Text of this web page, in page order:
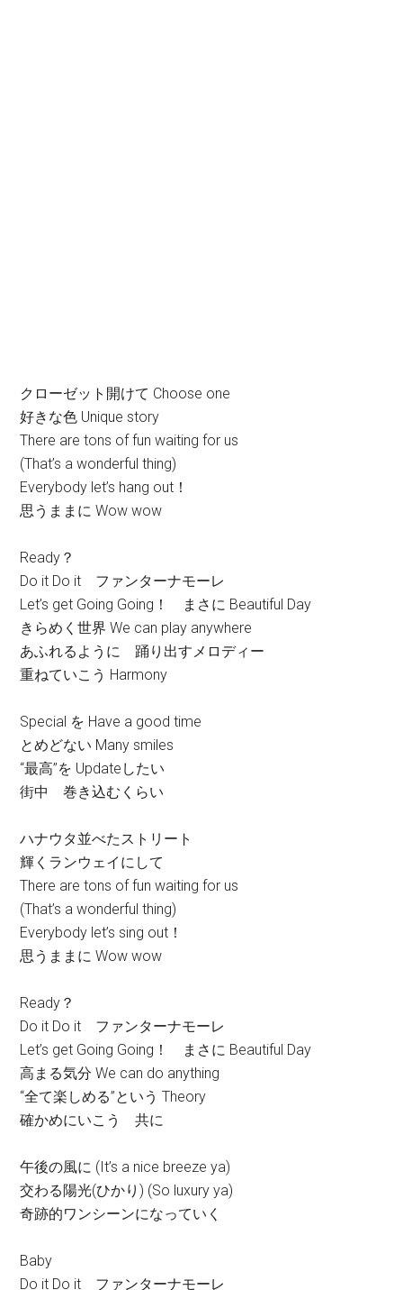
クローゼット開けて Choose one
好きな色 Unique story
There are tons of fun waiting for us
(That’s a wonderful thing)
Everybody let’s hang out！
思うままに Wow wow
Ready？
Do it Do it ファンターナモーレ
Let’s get Going Going！ まさに Beautiful Day
きらめく世界 We can play anywhere
あふれるように 踊り出すメロディー
重ねていこう Harmony
Special を Have a good time
とめどない Many smiles
“最高”を Updateしたい
街中 巻き込むくらい
ハナウタ並べたストリート
輝くランウェイにして
There are tons of fun waiting for us
(That’s a wonderful thing)
Everybody let’s sing out！
思うままに Wow wow
Ready？
Do it Do it ファンターナモーレ
Let’s get Going Going！ まさに Beautiful Day
高まる気分 We can do anything
“全て楽しめる”という Theory
確かめにいこう 共に
午後の風に (It’s a nice breeze ya)
交わる陽光(ひかり) (So luxury ya)
奇跡的ワンシーンになっていく
Baby
Do it Do it ファンターナモーレ